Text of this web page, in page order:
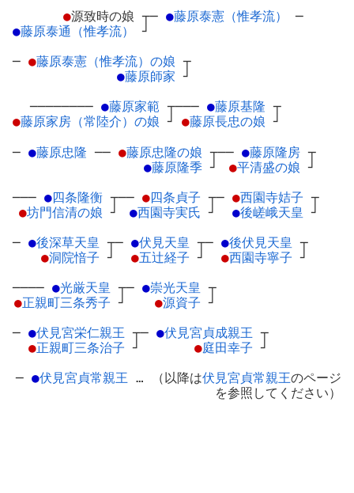
●源致時の娘 ┬
●藤原泰通（惟孝流） ┘
─ ●藤原泰憲（惟孝流） ─
─ ●藤原泰憲（惟孝流）の娘 ┬
●藤原師家 ┘
──────── ●藤原家範 ┬
●藤原家房（常陸介）の娘 ┘
─── ●藤原基隆 ┬
●藤原長忠の娘 ┘
─ ●藤原忠隆 ── ●藤原忠隆の娘 ┬
●藤原隆季 ┘
── ●藤原隆房 ┬
●平清盛の娘 ┘
─── ●四条隆衡 ┬
●坊門信清の娘 ┘
── ●四条貞子 ┬
●西園寺実氏 ┘
─ ●西園寺姞子 ┬
●後嵯峨天皇 ┘
─ ●後深草天皇 ┬
●洞院愔子 ┘
─ ●伏見天皇 ┬
●五辻経子 ┘
─ ●後伏見天皇 ┬
●西園寺寧子 ┘
──── ●光厳天皇 ┬
●正親町三条秀子 ┘
─ ●崇光天皇 ┬
●源資子 ┘
─ ●伏見宮栄仁親王 ┬
●正親町三条治子 ┘
─ ●伏見宮貞成親王 ┬
●庭田幸子 ┘
─ ●伏見宮貞常親王 … （以降は伏見宮貞常親王のページ
を参照してください）